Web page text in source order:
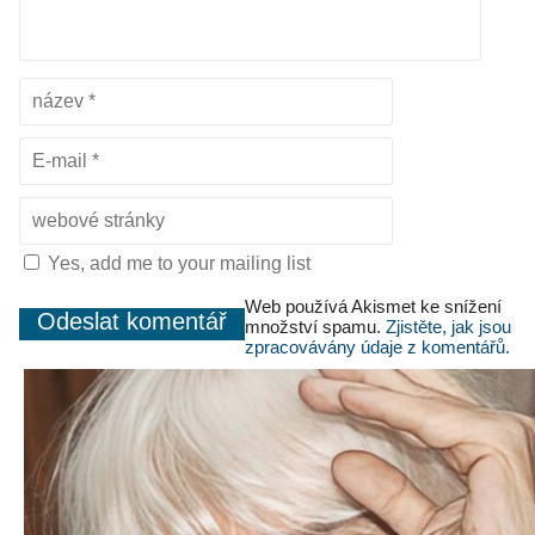
Yes, add me to your mailing list
Web používá Akismet ke snížení
množství spamu. Zjistěte, jak jsou
zpracovávány údaje z komentářů.